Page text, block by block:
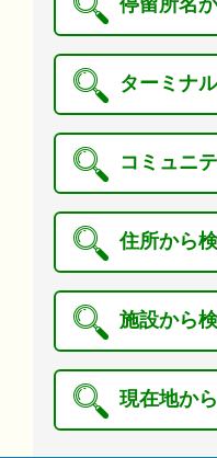
停留所名
ターミナ
コミュニ
住所から
施設から
現在地か